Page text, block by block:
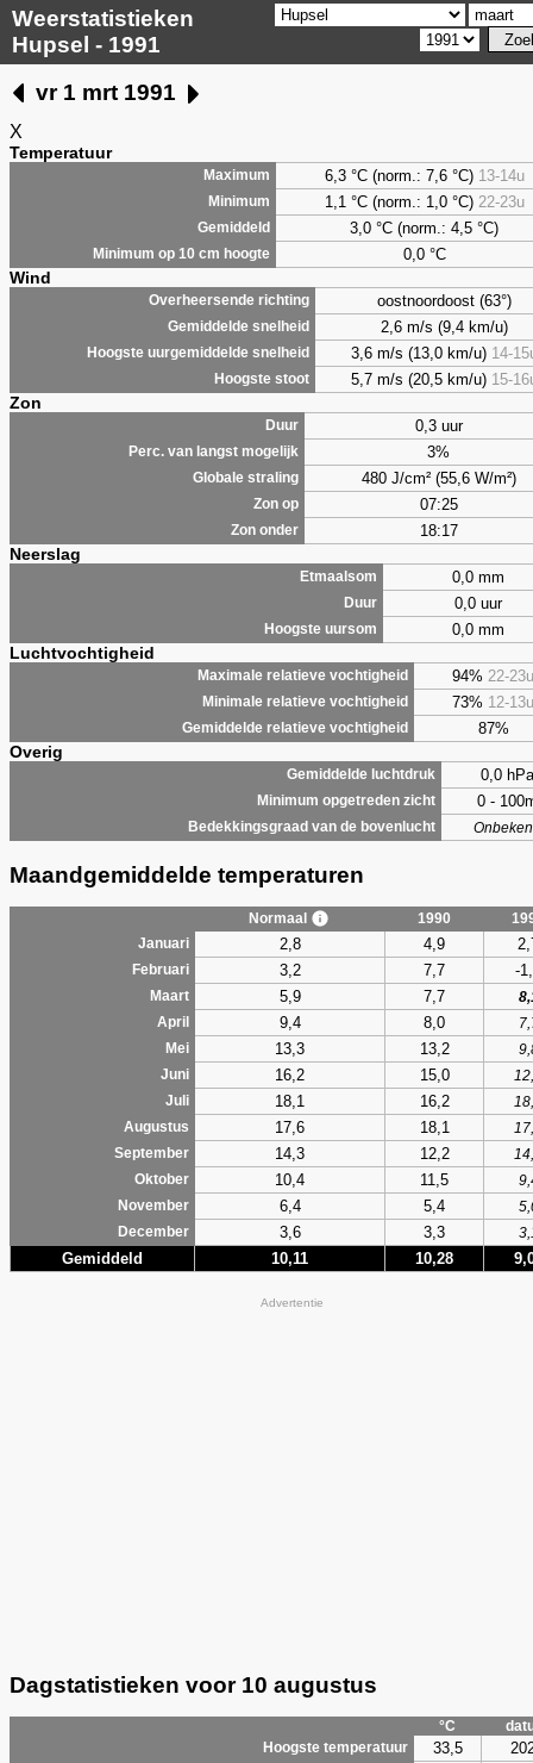
Weerstatistieken
Hupsel - 1991
vr 1 mrt 1991
X
Temperatuur
Maximum 6,3 °C (norm.: 7,6 °C) 13-14u
Minimum 1,1 °C (norm.: 1,0 °C) 22-23u
Gemiddeld 3,0 °C (norm.: 4,5 °C)
Minimum op 10 cm hoogte 0,0 °C
Wind
Overheersende richting oostnoordoost (63°)
Gemiddelde snelheid 2,6 m/s (9,4 km/u)
Hoogste uurgemiddelde snelheid 3,6 m/s (13,0 km/u) 14-
Hoogste stoot 5,7 m/s (20,5 km/u) 15-
Zon
Duur 0,3 uur
Perc. van langst mogelijk 3%
Globale straling 480 J/cm² (55,6 W/m²)
Zon op 07:25
Zon onder 18:17
Neerslag
Etmaalsom 0,0 mm
Duur 0,0 uur
Hoogste uursom 0,0 mm
Luchtvochtigheid
Maximale relatieve vochtigheid 94% 22-23u
Minimale relatieve vochtigheid 73% 12-13u
Gemiddelde relatieve vochtigheid 87%
Overig
Gemiddelde luchtdruk 0,0 hPa
Minimum opgetreden zicht 0 -
Bedekkingsgraad van de bovenlucht
Maandgemiddelde temperaturen
Normaal 1990
Januari
2,8 4,9
Februari 3,2 7,7 -
Maart 5,9 7,7
April
9,4 8,0
Mei
13,3 13,2
Juni
16,2 15,0
Juli
18,1 16,2
Augustus
17,6 18,1
September
14,3 12,2
Oktober
10,4 11,5
November
6,4 5,4
December
3,6 3,3
Gemiddeld 10,11 10,28
Advertentie
Dagstatistieken voor 10 augustus
°C
Hoogste temperatuur
33,5